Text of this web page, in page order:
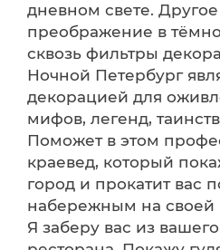
дневном свете.
преображение в
сквозь фильтры
Ночной Петербург
декорацией для
мифов, легенд,
Поможет в этом
краевед, который
город и прокатит вас
набережным на
Я заберу вас из